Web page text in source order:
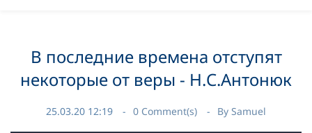
В последние времена отступят
некоторые от веры - Н.С.Антонюк
25.03.20 12:19 0 Comment(s) By Samuel